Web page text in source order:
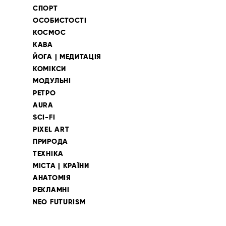
СПОРТ
ОСОБИСТОСТІ
КОСМОС
КАВА
ЙОГА | МЕДИТАЦІЯ
КОМІКСИ
МОДУЛЬНІ
РЕТРО
AURA
SCI-FI
PIXEL ART
ПРИРОДА
ТЕХНІКА
МІСТА | КРАЇНИ
АНАТОМІЯ
РЕКЛАМНІ
NEO FUTURISM